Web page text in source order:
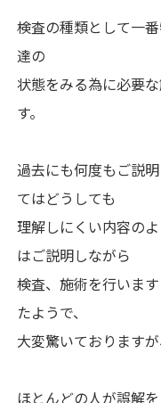
検査の種類として一
達の
状態をみる為に必要
す。
過去にも何度もご説
てはどうしても
理解しにくい内容の
はご説明しながら
検査、施術を行いま
たようで、
大変驚いております
ほとんどの人が誤解